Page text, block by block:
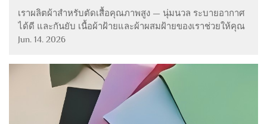
เราผลิตผ้าสำหรับตัดเสื้อคุณภาพสูง — นุ่มนวล ระบายอากาศ
ได้ดี และกันยับ เนื้อผ้าฝ้ายและผ้าผสมฝ้ายของเราช่วยให้คุณ
รู้สึกสบายตลอดทั้งวัน ไม่ว่าคุณจะอยู่ในการประชุมหรือออก
โดยตรงจากโรงงาน รองรับการปรับแต่งตามความต้องการ...
Jun. 14. 2026